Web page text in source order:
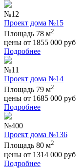
№12
Проект дома №15
Площадь 78 м2
цены от 1855 000 руб
Подробнее
№11
Проект дома №14
Площадь 79 м2
цены от 1685 000 руб
Подробнее
№400
Проект дома №136
Площадь 80 м2
цены от 1314 000 руб
Подробнее